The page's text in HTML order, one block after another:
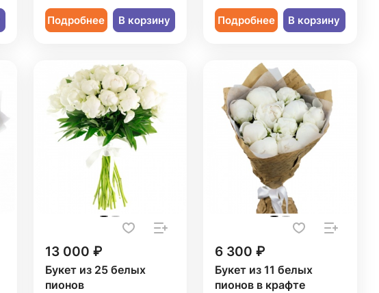
Подробнее В корзину Подробнее В корзину
13 000 ₽
Букет из 25 белых
пионов
6 300 ₽
Букет из 11 белых
пионов в крафте